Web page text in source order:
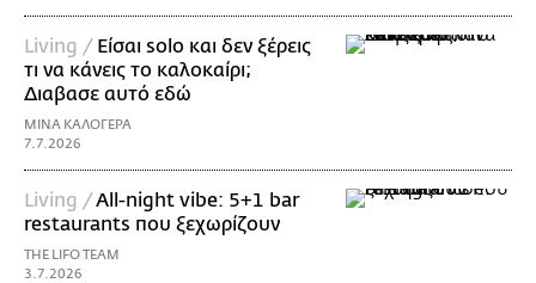
Living / Είσαι solo και δεν ξέρεις
τι να κάνεις το καλοκαίρι;
Διαβασε αυτό εδώ
ΜΙΝΑ ΚΑΛΟΓΕΡΑ
7.7.2026
Living /All-night vibe: 5+1 bar
restaurants που ξεχωρίζουν
THE LIFO TEAM
3.7.2026